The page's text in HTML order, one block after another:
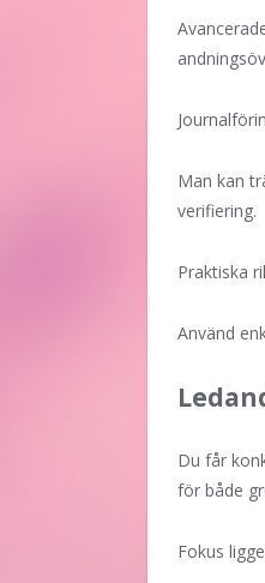
Man kan
verifiering.
Praktiska
Använd
Du får
för både
Fokus